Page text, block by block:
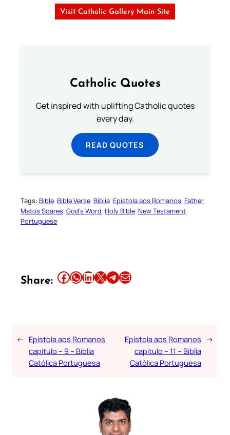
Visit Catholic Gallery Main Site
Catholic Quotes
Get inspired with uplifting Catholic quotes
every day.
READ QUOTES
Tags: Bible Bible Verse Biblia Epístola aos Romanos Father
Matos Soares God’s Word Holy Bible New Testament
Portuguese
Share: Share this article on Facebook Share this article on WhatsApp Share this article on LinkedIn Share this article on X Share this article on TelegramEmail this Article
← Epístola aos Romanos
capitulo – 9 – Bíblia
Católica Portuguesa
Epístola aos Romanos
capitulo – 11 – Bíblia
Católica Portuguesa
→